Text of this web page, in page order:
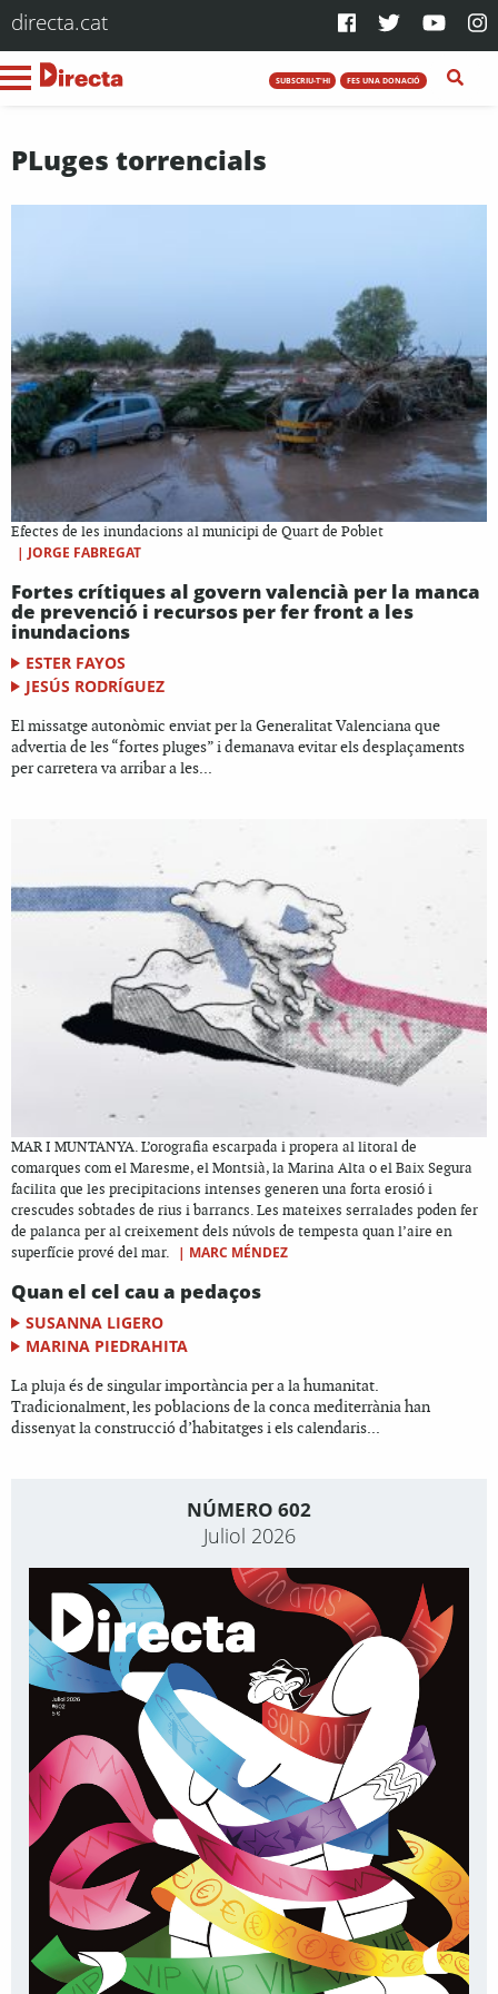
directa.cat
SUBSCRIU-T'HI FES UNA DONACIÓ
PLuges torrencials
Efectes de les inundacions al municipi de Quart de Poblet
| JORGE FABREGAT
Fortes crítiques al govern valencià per la manca
de prevenció i recursos per fer front a les
inundacions
ESTER FAYOS
JESÚS RODRÍGUEZ
El missatge autonòmic enviat per la Generalitat Valenciana que
advertia de les “fortes pluges” i demanava evitar els desplaçaments
per carretera va arribar a les...
MAR I MUNTANYA. L’orografia escarpada i propera al litoral de
comarques com el Maresme, el Montsià, la Marina Alta o el Baix Segura
facilita que les precipitacions intenses generen una forta erosió i
crescudes sobtades de rius i barrancs. Les mateixes serralades poden fer
de palanca per al creixement dels núvols de tempesta quan l’aire en
superfície prové del mar.
| MARC MÉNDEZ
Quan el cel cau a pedaços
SUSANNA LIGERO
MARINA PIEDRAHITA
La pluja és de singular importància per a la humanitat.
Tradicionalment, les poblacions de la conca mediterrània han
dissenyat la construcció d’habitatges i els calendaris...
NÚMERO 602
Juliol 2026